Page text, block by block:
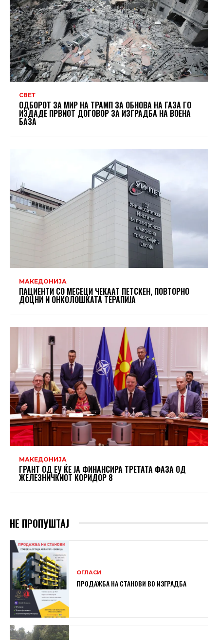
СВЕТ
ОДБОРОТ ЗА МИР НА ТРАМП ЗА ОБНОВА НА ГАЗА ГО
ИЗДАДЕ ПРВИОТ ДОГОВОР ЗА ИЗГРАДБА НА ВОЕНА
БАЗА
МАКЕДОНИЈА
ПАЦИЕНТИ СО МЕСЕЦИ ЧЕКААТ ПЕТСКЕН, ПОВТОРНО
ДОЦНИ И ОНКОЛОШКАТА ТЕРАПИЈА
МАКЕДОНИЈА
ГРАНТ ОД ЕУ ЌЕ ЈА ФИНАНСИРА ТРЕТАТА ФАЗА ОД
ЖЕЛЕЗНИЧКИОТ КОРИДОР 8
НЕ ПРОПУШТАЈ
ОГЛАСИ
ПРОДАЖБА НА СТАНОВИ ВО ИЗГРАДБА